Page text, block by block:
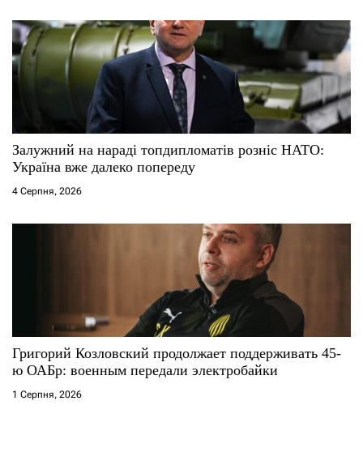
Залужний на нараді топдипломатів розніс НАТО:
Україна вже далеко попереду
4 Серпня, 2026
Григорий Козловский продолжает поддерживать 45-
ю ОАБр: военным передали электробайки
1 Серпня, 2026